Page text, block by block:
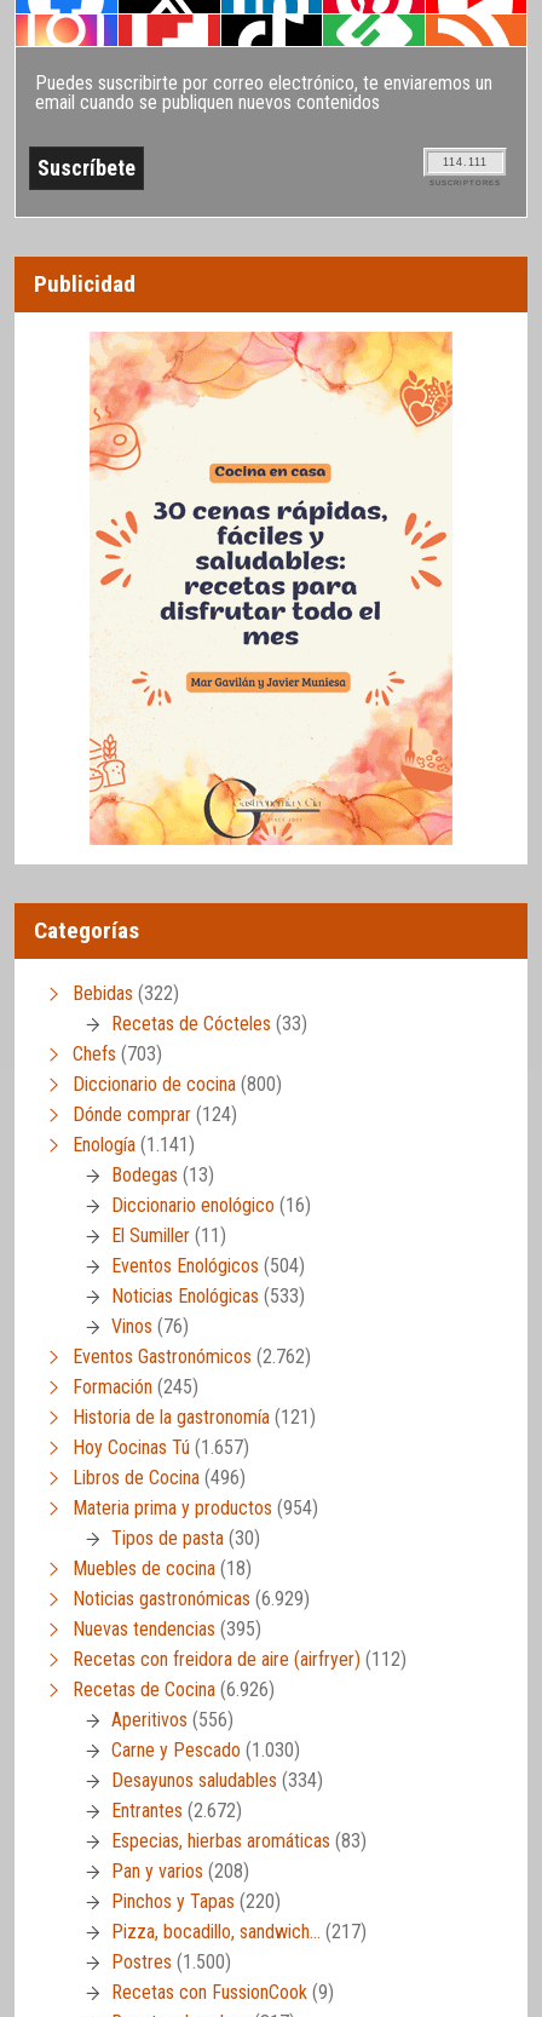
Puedes suscribirte por correo electrónico, te enviaremos un
email cuando se publiquen nuevos contenidos
114.111
SUSCRIPTORES
Publicidad
Categorías
Bebidas (322)
Recetas de Cócteles (33)
Chefs (703)
Diccionario de cocina (800)
Dónde comprar (124)
Enología (1.141)
Bodegas (13)
Diccionario enológico (16)
El Sumiller (11)
Eventos Enológicos (504)
Noticias Enológicas (533)
Vinos (76)
Eventos Gastronómicos (2.762)
Formación (245)
Historia de la gastronomía (121)
Hoy Cocinas Tú (1.657)
Libros de Cocina (496)
Materia prima y productos (954)
Tipos de pasta (30)
Muebles de cocina (18)
Noticias gastronómicas (6.929)
Nuevas tendencias (395)
Recetas con freidora de aire (airfryer) (112)
Recetas de Cocina (6.926)
Aperitivos (556)
Carne y Pescado (1.030)
Desayunos saludables (334)
Entrantes (2.672)
Especias, hierbas aromáticas (83)
Pan y varios (208)
Pinchos y Tapas (220)
Pizza, bocadillo, sandwich… (217)
Postres (1.500)
Recetas con FussionCook (9)